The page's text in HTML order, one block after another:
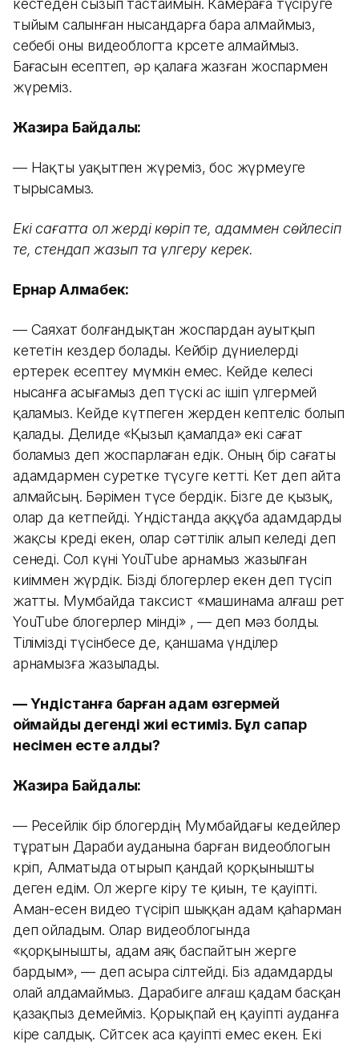
тыйым салынған нысандарға бара алмаймыз,
себебі оны видеоблогта көрсете алмаймыз.
Бағасын есептеп, әр қалаға жазған жоспармен
жүреміз.
Жазира Байдалы:
— Нақты уақытпен жүреміз, бос жүрмеуге
тырысамыз.
Екі сағатта ол жерді көріп те, адаммен сөйлесіп
те, стендап жазып та үлгеру керек.
Ернар Алмабек:
— Саяхат болғандықтан жоспардан ауытқып
кететін кездер болады. Кейбір дүниелерді
ертерек есептеу мүмкін емес. Кейде келесі
нысанға асығамыз деп түскі ас ішіп үлгермей
қаламыз. Кейде күтпеген жерден кептеліс болып
қалады. Делиде «Қызыл қамалда» екі сағат
боламыз деп жоспарлаған едік. Оның бір сағаты
адамдармен суретке түсуге кетті. Кет деп айта
алмайсың. Бәрімен түсе бердік. Бізге де қызық,
олар да кетпейді. Үндістанда аққұба адамдарды
жақсы көреді екен, олар сәттілік алып келеді деп
сенеді. Сол күні YouTube арнамыз жазылған
киіммен жүрдік. Бізді блогерлер екен деп түсіп
жатты. Мумбайда таксист «машинама алғаш рет
YouTube блогерлер мінді» , — деп мәз болды.
Тілімізді түсінбесе де, қаншама үнділер
арнамызға жазылады.
— Үндістанға барған адам өзгермей
қоймайды дегенді жиі естиміз. Бұл сапар
несімен есте қалды?
Жазира Байдалы:
— Ресейлік бір блогердің Мумбайдағы кедейлер
тұратын Дараби ауданына барған видеоблогын
көріп, Алматыда отырып қандай қорқынышты
деген едім. Ол жерге кіру өте қиын, өте қауіпті.
Аман-есен видео түсіріп шыққан адам қаһарман
деп ойладым. Олар видеоблогында
«қорқынышты, адам аяқ баспайтын жерге
бардым», — деп асыра сілтейді. Біз адамдарды
олай алдамаймыз. Дарабиге алғаш қадам басқан
қазақпыз демейміз. Қорықпай ең қауіпті ауданға
кіре салдық. Сөйтсек аса қауіпті емес екен. Екі